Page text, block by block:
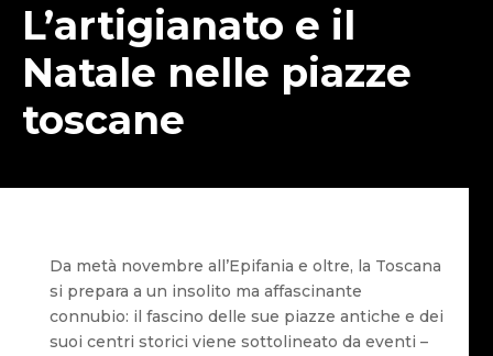
L’artigianato e il
Natale nelle piazze
toscane
Da metà novembre all’Epifania e oltre, la Toscana
si prepara a un insolito ma affascinante
connubio: il fascino delle sue piazze antiche e dei
suoi centri storici viene sottolineato da eventi –